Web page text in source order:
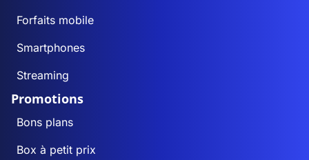
Forfaits mobile
Smartphones
Streaming
Promotions
Bons plans
Box à petit prix